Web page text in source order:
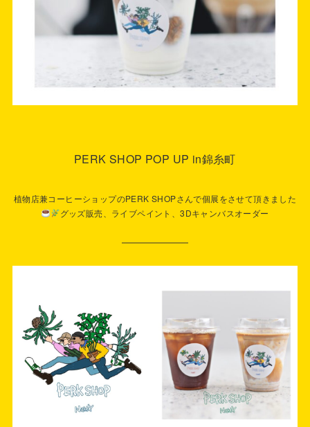
PERK SHOP POP UP in錦糸町
植物店兼コーヒーショップのPERK SHOPさんで個展をさせて頂きました
グッズ販売、ライブペイント、3Dキャンバスオーダー